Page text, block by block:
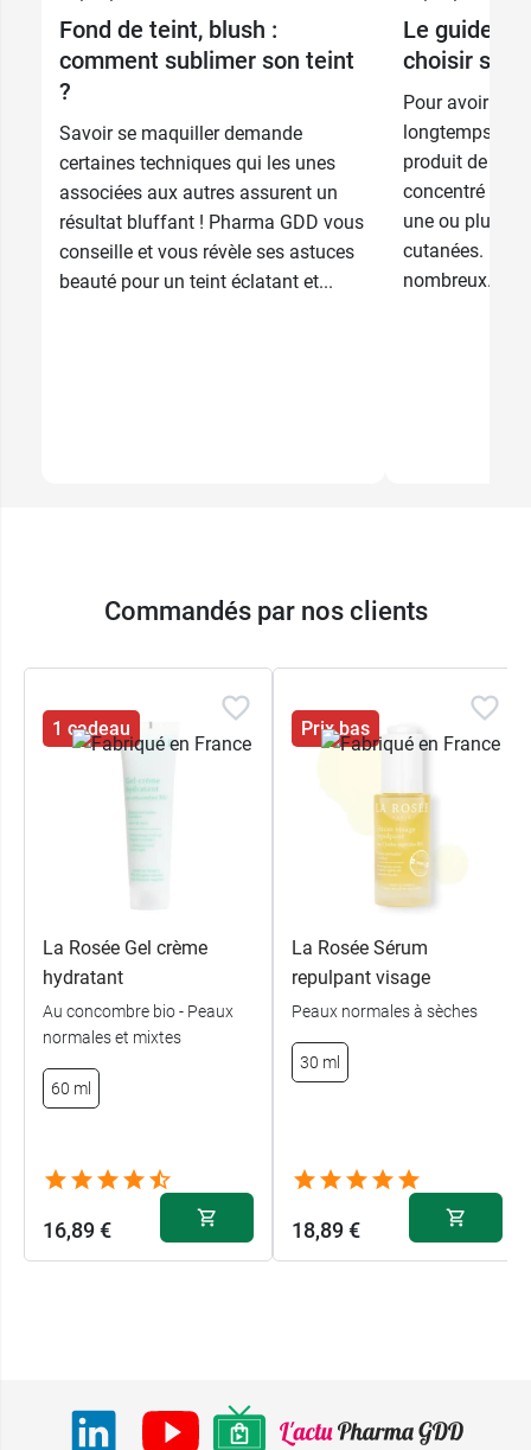
sérum et eau
offerts
36,99 €
30 ml 36,99 €
Fond de teint, blush :
comment sublimer son teint
?
Savoir se maquiller demande
certaines techniques qui les unes
associées aux autres assurent un
résultat bluffant ! Pharma GDD vous
conseille et vous révèle ses astuces
beauté pour un teint éclatant et...
Le guide
choisir son
Pour avoir
longtemps, le
produit de
concentré
une ou
cutanées. Il
nombreux...
Commandés par nos clients
1 cadeau
La Rosée Gel crème
hydratant
Au concombre bio - Peaux
normales et mixtes
60 ml
16,89 €
Prix bas
La Rosée Sérum
repulpant visage
Peaux normales à sèches
30 ml
18,89 €